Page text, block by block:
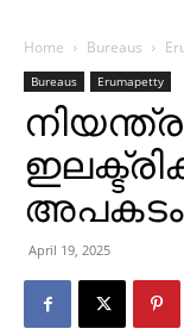
Home Bureaus
Bureaus Erumapetty
അപകടം
April 19, 2025